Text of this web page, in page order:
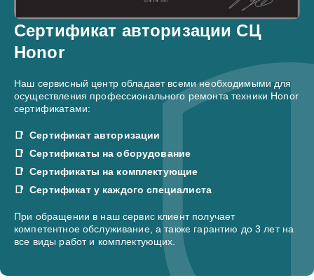
Сертификат авторизации СЦ
Honor
Наш сервисный центр обладает всеми необходимыми для
осуществления профессионального ремонта техники Honor
сертификатами:
Сертификат авторизации
Сертификаты на оборудование
Сертификаты на комплектующие
Сертификат у каждого специалиста
При обращении в наш сервис клиент получает
компетентное обслуживание, а также гарантию до 3 лет на
все виды работ и комплектующих.